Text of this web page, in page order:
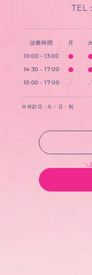
TEL
診療時間 月 火
10:00 - 13:00
14:30 - 17:00
10:00 - 17:00 ／ ／
※休診日 : 水・日・祝
＼